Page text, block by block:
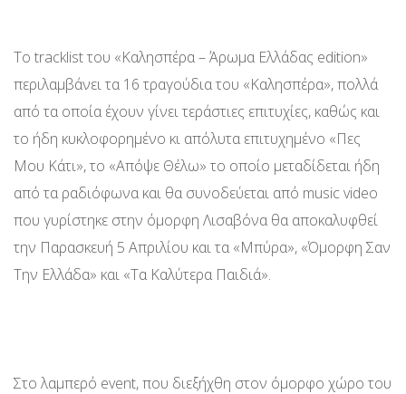
Το tracklist του «Καλησπέρα – Άρωμα Ελλάδας edition»
περιλαμβάνει τα 16 τραγούδια του «Καλησπέρα», πολλά
από τα οποία έχουν γίνει τεράστιες επιτυχίες, καθώς και
το ήδη κυκλοφορημένο κι απόλυτα επιτυχημένο «Πες
Μου Κάτι», το «Απόψε Θέλω» το οποίο μεταδίδεται ήδη
από τα ραδιόφωνα και θα συνοδεύεται από music video
που γυρίστηκε στην όμορφη Λισαβόνα θα αποκαλυφθεί
την Παρασκευή 5 Απριλίου και τα «Μπύρα», «Όμορφη Σαν
Την Ελλάδα» και «Τα Καλύτερα Παιδιά».
Στο λαμπερό event, που διεξήχθη στον όμορφο χώρο του